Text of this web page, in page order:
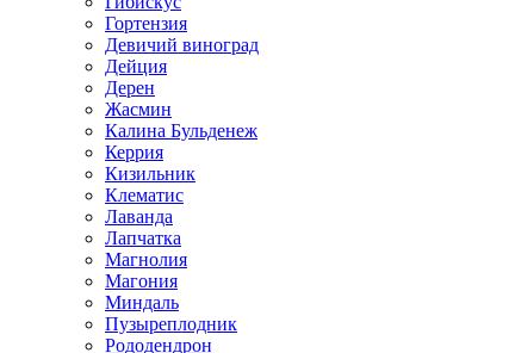
Гортензия
Девичий виноград
Дейция
Дерен
Жасмин
Калина Бульденеж
Керрия
Кизильник
Клематис
Лаванда
Лапчатка
Магнолия
Магония
Миндаль
Пузыреплодник
Рододендрон